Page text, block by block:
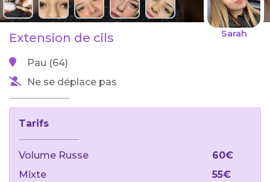
Sarah
Extension de cils
Pau (64)
Ne se déplace pas
Tarifs
Volume Russe
60€
Mixte
55€